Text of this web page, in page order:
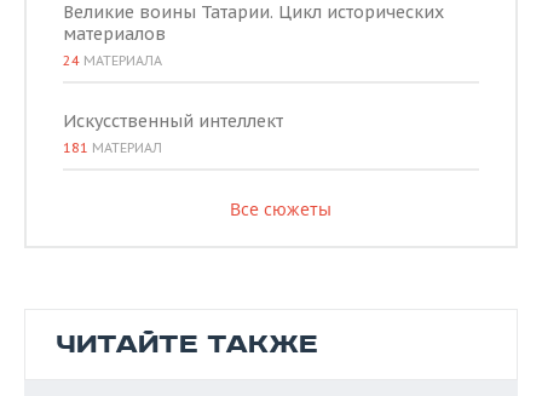
Великие воины Татарии. Цикл исторических
материалов
24 МАТЕРИАЛА
Искусственный интеллект
181 МАТЕРИАЛ
Все сюжеты
ЧИТАЙТЕ ТАКЖЕ